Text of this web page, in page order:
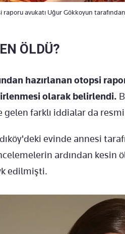
avukatı Uğur Gökkoyun tarafından
ÖLDÜ?
hazırlanan otopsi
olarak belirlendi.
farklı iddialar da
evinde annesi
ardından
edilmişti.